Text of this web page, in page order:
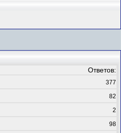
Ответов:
377
82
2
98